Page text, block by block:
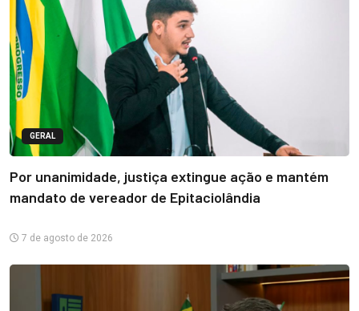
GERAL
Por unanimidade, justiça extingue ação e mantém
mandato de vereador de Epitaciolândia
7 de agosto de 2026